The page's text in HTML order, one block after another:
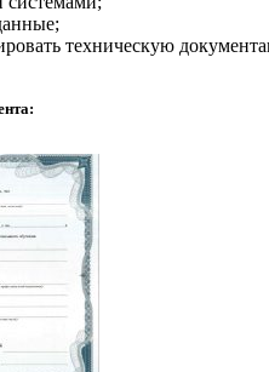
техническую